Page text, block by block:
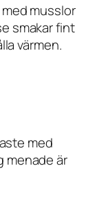
musslor
smakar fint
värmen.
med
menade är